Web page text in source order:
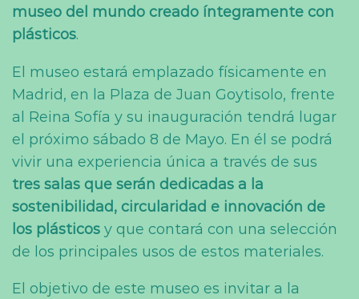
museo del mundo creado íntegramente con
plásticos.
El museo estará emplazado físicamente en
Madrid, en la Plaza de Juan Goytisolo, frente
al Reina Sofía y su inauguración tendrá lugar
el próximo sábado 8 de Mayo. En él se podrá
vivir una experiencia única a través de sus
tres salas que serán dedicadas a la
sostenibilidad, circularidad e innovación de
los plásticos y que contará con una selección
de los principales usos de estos materiales.
El objetivo de este museo es invitar a la